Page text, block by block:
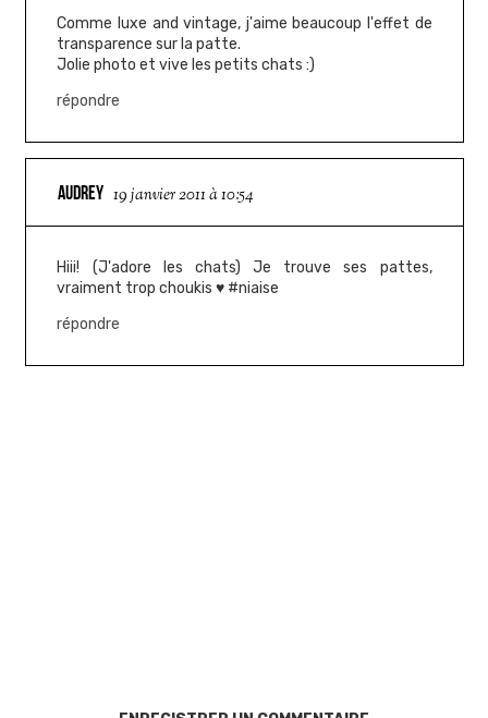
Comme luxe and vintage, j'aime beaucoup l'effet de
transparence sur la patte.
Jolie photo et vive les petits chats :)
répondre
AUDREY 19 janvier 2011 à 10:54
Hiii! (J'adore les chats) Je trouve ses pattes,
vraiment trop choukis ♥ #niaise
répondre